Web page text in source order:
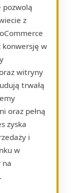
pozwolą
z
w
witryny
trwałą
oraz pełną
zyska
i
w
na